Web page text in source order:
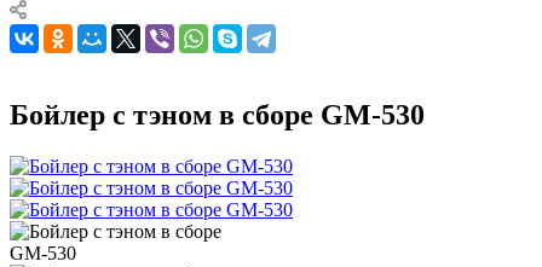
Бойлер с тэном в сборе GM-530